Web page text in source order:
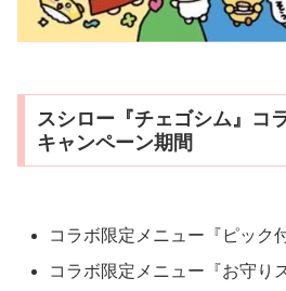
スシロー『チェゴシム』コ
キャンペーン期間
コラボ限定メニュー『ピック
コラボ限定メニュー『お守り